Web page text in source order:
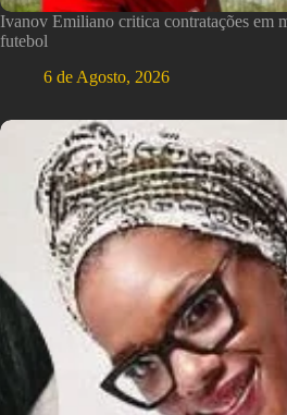
Ivanov Emiliano critica contratações em
futebol
6 de Agosto, 2026